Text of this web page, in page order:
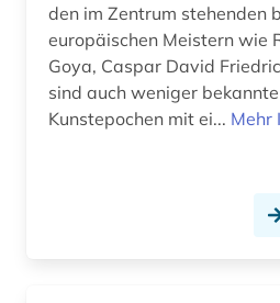
brandenburg (3)
braunschweig (2)
brecht, bertolt | schriftsteller;
den im Zentrum stehenden
europäischen Meistern wie
Goya, Caspar David
sind auch weniger
Kunstepochen mit ei... Mehr